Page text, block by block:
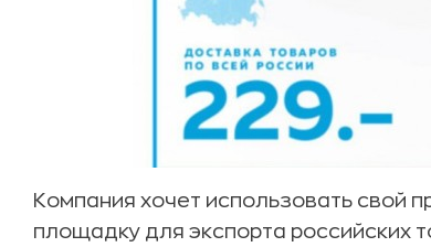
Компания хочет использовать свой
площадку для экспорта российских